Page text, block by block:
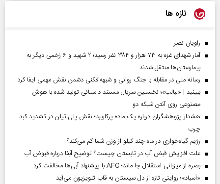
تازه ها
راویان نصر
آمار شهدای غزه به ۷۳ هزار و ۳۸۴ نفر رسید؛ ۲ شهید و ۶ زخمی دیگر به
بیمارستان‌ها منتقل شدند
رسانه ملی در مقابله با جنگ روانی و شبهه‌افکنی دشمن نقش مهمی ایفا کرد
ببینید | «لبالب»؛ نخستین سریال مستند داستانی تولید شده با هوش
مصنوعی روی آنتن شبکه دو
هشدار پژوهشگران درباره یک ماده پرکاربرد؛ نقش پلی‌اتیلن در تشدید کبد
چرب
رژیم گیاه‌خواری در ماه چند کیلو از وزن شما کم می‌کند؟
علت افزایش قبض آب در تابستان چیست؟ توضیح آبفا درباره قبوض آب
بصره از میزبانی استقلال جا ماند؛ AFC با پیشنهاد آبی‌ها مخالفت کرد
«آسباد»؛ روایتی تازه از دل سیستان به قاب تلویزیون می‌آید